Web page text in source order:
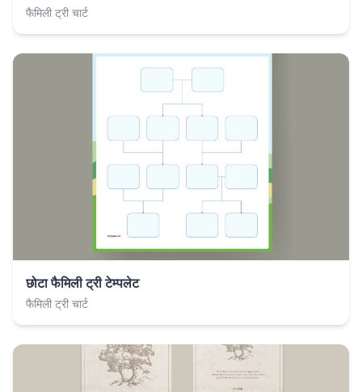
फैमिली ट्री चार्ट
छोटा फैमिली ट्री टेम्पलेट
फैमिली ट्री चार्ट